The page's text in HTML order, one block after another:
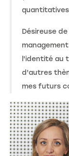
Désireuse
l'identité au
d'autres
mes futurs